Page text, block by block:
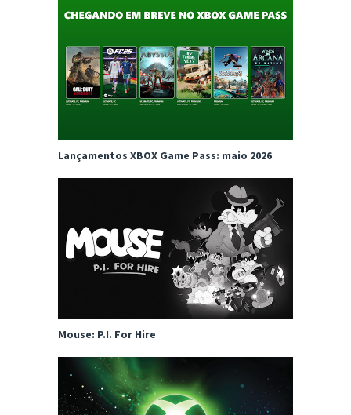
Lançamentos XBOX Game Pass: maio 2026
Mouse: P.I. For Hire